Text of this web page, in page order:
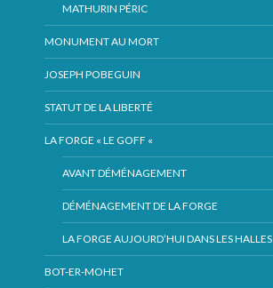
MATHURIN PÉRIC
MONUMENT AU MORT
JOSEPH POBEGUIN
STATUT DE LA LIBERTÉ
LA FORGE « LE GOFF «
AVANT DÉMÉNAGEMENT
DÉMÉNAGEMENT DE LA FORGE
LA FORGE AUJOURD’HUI DANS LES HALLES
BOT-ER-MOHET